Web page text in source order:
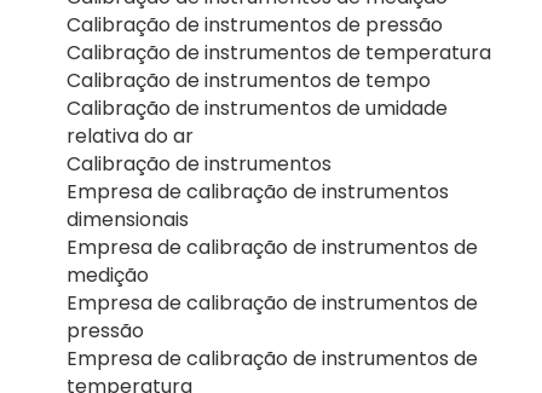
Calibração de instrumentos de pressão
Calibração de instrumentos de temperatura
Calibração de instrumentos de tempo
Calibração de instrumentos de umidade
relativa do ar
Calibração de instrumentos
Empresa de calibração de instrumentos
dimensionais
Empresa de calibração de instrumentos de
medição
Empresa de calibração de instrumentos de
pressão
Empresa de calibração de instrumentos de
temperatura